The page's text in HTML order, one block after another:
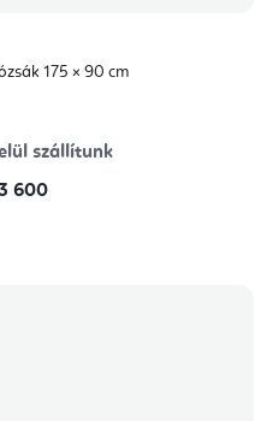
175 × 90 cm
szállítunk
600